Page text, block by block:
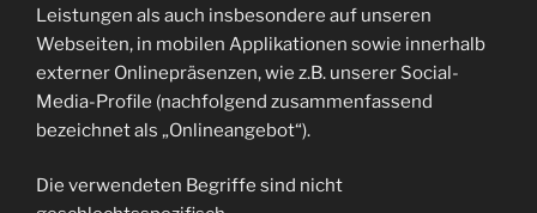
Leistungen als auch insbesondere auf unseren
Webseiten, in mobilen Applikationen sowie innerhalb
externer Onlinepräsenzen, wie z.B. unserer Social-
Media-Profile (nachfolgend zusammenfassend
bezeichnet als „Onlineangebot“).
Die verwendeten Begriffe sind nicht